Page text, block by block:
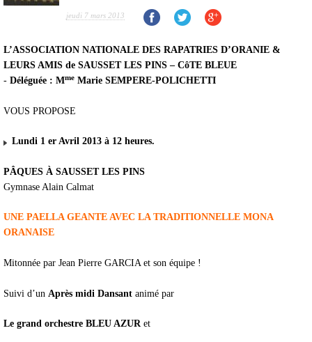
jeudi 7 mars 2013
L’ASSOCIATION NATIONALE DES RAPATRIES D’ORANIE &
LEURS AMIS de SAUSSET LES PINS – CôTE BLEUE
- Déléguée : Mme Marie SEMPERE-POLICHETTI
VOUS PROPOSE
Lundi 1 er Avril 2013 à 12 heures.
PÂQUES À SAUSSET LES PINS
Gymnase Alain Calmat
UNE PAELLA GEANTE AVEC LA TRADITIONNELLE MONA
ORANAISE
Mitonnée par Jean Pierre GARCIA et son équipe !
Suivi d’un Après midi Dansant animé par
Le grand orchestre BLEU AZUR et